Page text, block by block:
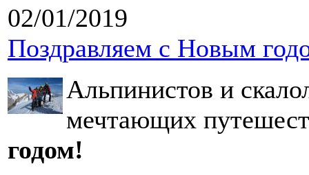
02/01/2019
Поздравляем с Новым
Альпинистов и
мечтающих
годом!